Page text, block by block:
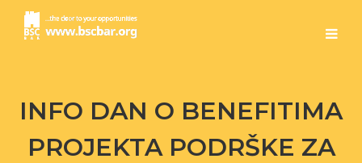
INFO DAN O BENEFITIMA
PROJEKTA PODRŠKE ZA